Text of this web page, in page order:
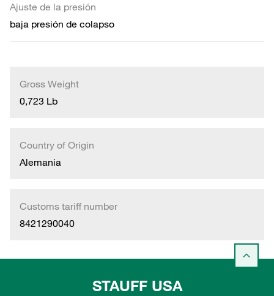
Ajuste de la presión
baja presión de colapso
Gross Weight
0,723 Lb
Country of Origin
Alemania
Customs tariff number
8421290040
STAUFF USA